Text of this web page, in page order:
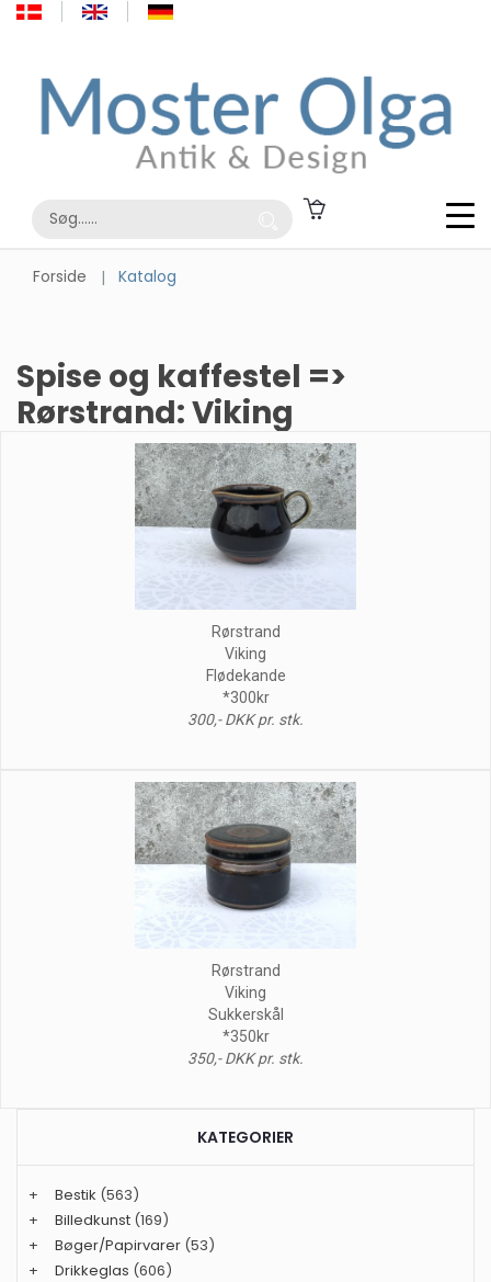
Forside Katalog
Spise og kaffestel =>
Rørstrand: Viking
Rørstrand
Viking
Flødekande
*300kr
300,- DKK pr. stk.
Rørstrand
Viking
Sukkerskål
*350kr
350,- DKK pr. stk.
KATEGORIER
+ Bestik (563)
+
Billedkunst (169)
+
Bøger/Papirvarer (53)
+
Drikkeglas (606)